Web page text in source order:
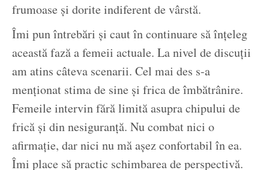
frumoase și dorite indiferent de vârstă.
Îmi pun întrebări și caut în continuare să înțeleg
această fază a femeii actuale. La nivel de discuții
am atins câteva scenarii. Cel mai des s-a
menționat stima de sine și frica de îmbătrânire.
Femeile intervin fără limită asupra chipului de
frică și din nesiguranță. Nu combat nici o
afirmație, dar nici nu mă așez confortabil în ea.
Îmi place să practic schimbarea de perspectivă.